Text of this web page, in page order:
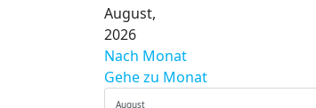
August,
2026
Nach Monat
Gehe zu Monat